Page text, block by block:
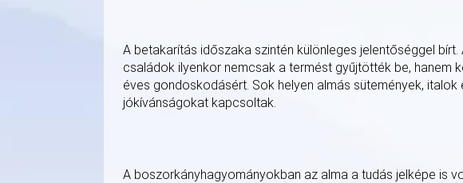
A betakarítás időszaka szintén különleges jelentőséggel
családok ilyenkor nemcsak a termést gyűjtötték be, hanem
éves gondoskodásért. Sok helyen almás sütemények,
jókívánságokat kapcsoltak.
A boszorkányhagyományokban az alma a tudás jelképe is